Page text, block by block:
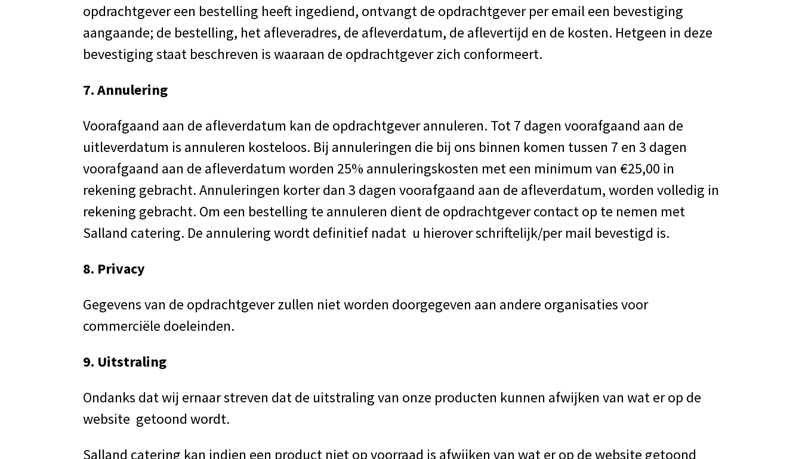
opdrachtgever een bestelling heeft ingediend, ontvangt de opdrachtgever per email een bevestiging
aangaande; de bestelling, het afleveradres, de afleverdatum, de aflevertijd en de kosten. Hetgeen in deze
bevestiging staat beschreven is waaraan de opdrachtgever zich conformeert.
7. Annulering
Voorafgaand aan de afleverdatum kan de opdrachtgever annuleren. Tot 7 dagen voorafgaand aan de
uitleverdatum is annuleren kosteloos. Bij annuleringen die bij ons binnen komen tussen 7 en 3 dagen
voorafgaand aan de afleverdatum worden 25% annuleringskosten met een minimum van €25,00 in
rekening gebracht. Annuleringen korter dan 3 dagen voorafgaand aan de afleverdatum, worden volledig in
rekening gebracht. Om een bestelling te annuleren dient de opdrachtgever contact op te nemen met
Salland catering. De annulering wordt definitief nadat u hierover schriftelijk/per mail bevestigd is.
8. Privacy
Gegevens van de opdrachtgever zullen niet worden doorgegeven aan andere organisaties voor
commerciële doeleinden.
9. Uitstraling
Ondanks dat wij ernaar streven dat de uitstraling van onze producten kunnen afwijken van wat er op de
website getoond wordt.
Salland catering kan indien een product niet op voorraad is afwijken van wat er op de website getoond